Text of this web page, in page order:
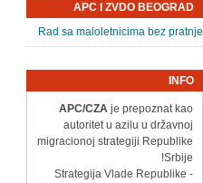
APC I ZVDO BEOGRAD
Rad sa maloletnicima bez pratnje
INFO
APC/CZA je prepoznat kao
autoritet u azilu u državnoj
migracionoj strategiji Republike
Srbije!
- Strategija Vlade Republike